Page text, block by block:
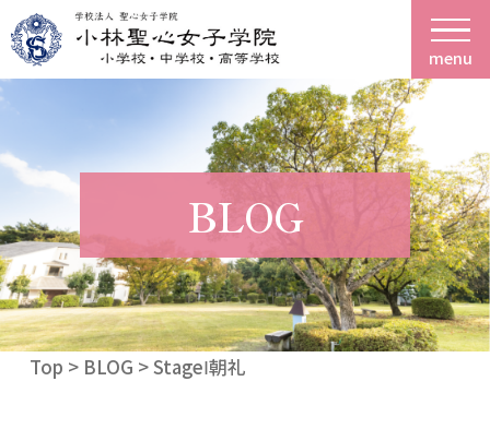
menu
BLOG
Top > BLOG > StageⅠ朝礼